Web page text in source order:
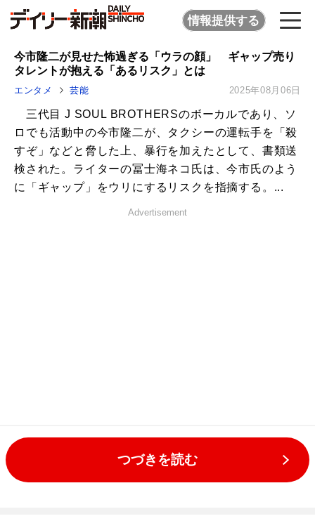
情報提供する
今市隆二が見せた怖過ぎる「ウラの顔」 ギャップ売り
タレントが抱える「あるリスク」とは
エンタメ 芸能 2025年08月06日
三代目 J SOUL BROTHERSのボーカルであり、ソ
ロでも活動中の今市隆二が、タクシーの運転手を「殺
すぞ」などと脅した上、暴行を加えたとして、書類送
検された。ライターの冨士海ネコ氏は、今市氏のよう
に「ギャップ」をウリにするリスクを指摘する。...
Advertisement
つづきを読む